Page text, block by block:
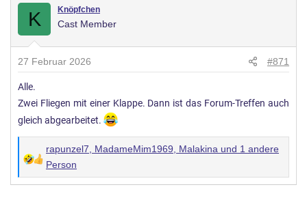
K Knöpfchen
Cast Member
27 Februar 2026 #871
Alle.
Zwei Fliegen mit einer Klappe. Dann ist das Forum-Treffen auch
gleich abgearbeitet.
W
e
rapunzel7 MadameMim1969 Malakina und 1 andere
Person